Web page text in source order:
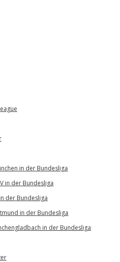
in der Bundesliga
in der Bundesliga
der Bundesliga
in der Bundesliga
in der Bundesliga